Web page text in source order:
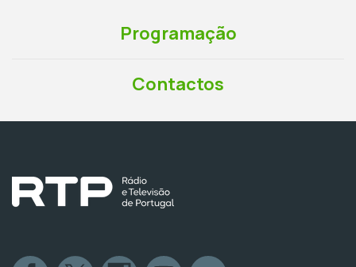
Programação
Contactos